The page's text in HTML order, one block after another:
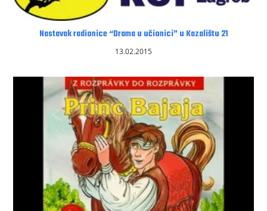
Nastavak radionice “Drama u učionici” u Kazalištu 21
13.02.2015